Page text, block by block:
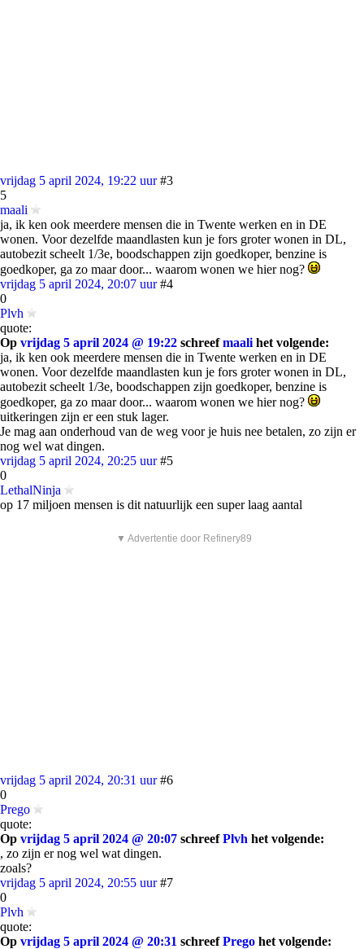
vrijdag 5 april 2024, 19:22 uur #3
5
maali
ja, ik ken ook meerdere mensen die in Twente werken en in DE
wonen. Voor dezelfde maandlasten kun je fors groter wonen in DL,
autobezit scheelt 1/3e, boodschappen zijn goedkoper, benzine is
goedkoper, ga zo maar door... waarom wonen we hier nog?
vrijdag 5 april 2024, 20:07 uur #4
0
Plvh
quote:
Op vrijdag 5 april 2024 @ 19:22 schreefmaali het volgende:
ja, ik ken ook meerdere mensen die in Twente werken en in DE
wonen. Voor dezelfde maandlasten kun je fors groter wonen in DL,
autobezit scheelt 1/3e, boodschappen zijn goedkoper, benzine is
goedkoper, ga zo maar door... waarom wonen we hier nog?
uitkeringen zijn er een stuk lager.
Je mag aan onderhoud van de weg voor je huis nee betalen, zo zijn er
nog wel wat dingen.
vrijdag 5 april 2024, 20:25 uur #5
0
LethalNinja
op 17 miljoen mensen is dit natuurlijk een super laag aantal
▼ Advertentie door Refinery89
vrijdag 5 april 2024, 20:31 uur #6
0
Prego
quote:
Op vrijdag 5 april 2024 @ 20:07 schreefPlvh het volgende:
, zo zijn er nog wel wat dingen.
zoals?
vrijdag 5 april 2024, 20:55 uur #7
0
Plvh
quote:
Op vrijdag 5 april 2024 @ 20:31 schreefPrego het volgende: